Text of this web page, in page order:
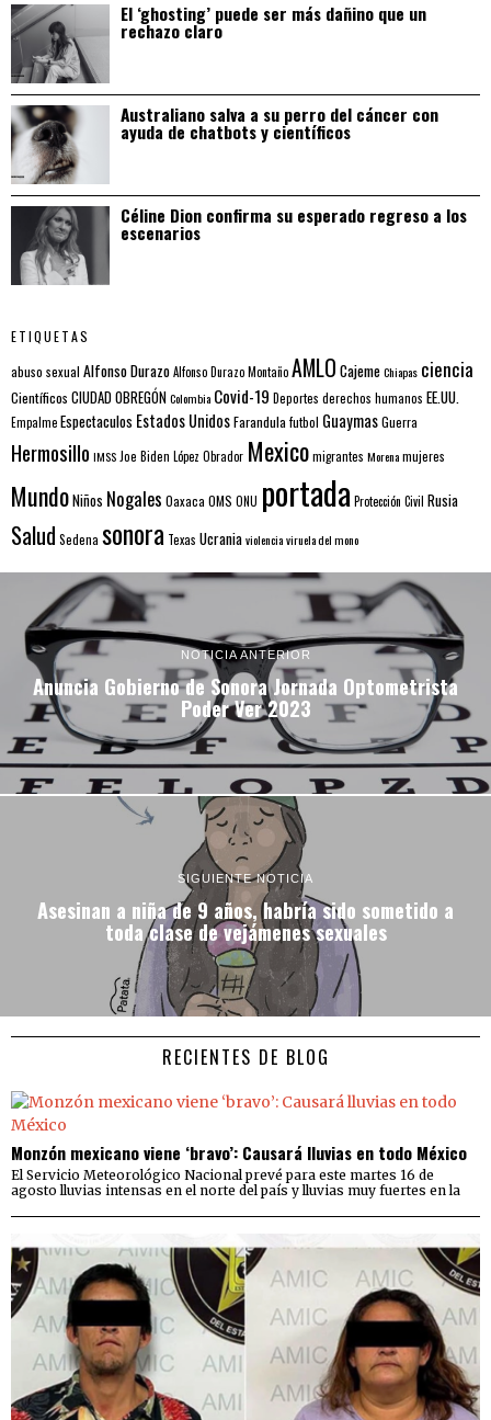
El ‘ghosting’ puede ser más dañino que un
rechazo claro
Australiano salva a su perro del cáncer con
ayuda de chatbots y científicos
Céline Dion confirma su esperado regreso a los
escenarios
ETIQUETAS
abuso sexual Alfonso DurazoAlfonso Durazo MontañoAMLO CajemeChiapas ciencia
Científicos CIUDAD OBREGÓNColombia Covid-19 Deportes derechos humanos EE.UU.
EmpalmeEspectaculos Estados UnidosFarandulafutbol GuaymasGuerra
Hermosillo IMSS Joe Biden López Obrador Mexicomigrantes Morenamujeres
MundoNiños Nogales Oaxaca OMS ONU portada Protección Civil Rusia
Salud Sedena sonora Texas Ucraniaviolenciaviruela del mono
NOTICIA ANTERIOR
Anuncia Gobierno de Sonora Jornada Optometrista
Poder Ver 2023
SIGUIENTE NOTICIA
Asesinan a niña de 9 años, habría sido sometido a
toda clase de vejámenes sexuales
RECIENTES DE BLOG
Monzón mexicano viene ‘bravo’: Causará lluvias en todo México
El Servicio Meteorológico Nacional prevé para este martes 16 de
agosto lluvias intensas en el norte del país y lluvias muy fuertes en la